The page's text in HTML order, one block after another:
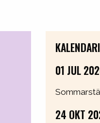
01 JUL
24 OKT